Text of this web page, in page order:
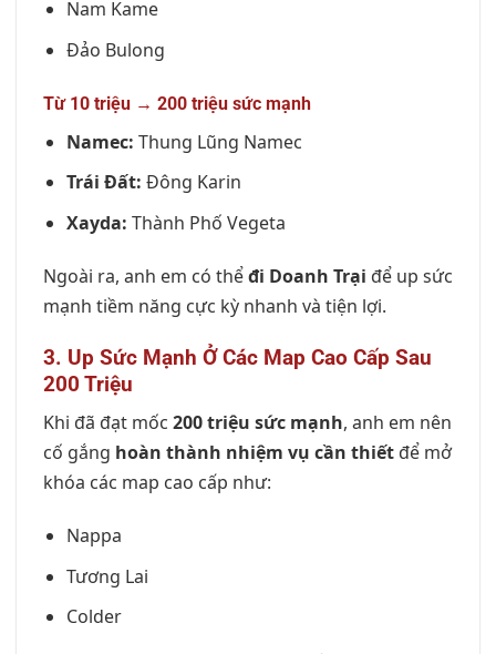
Nam Kame
Đảo Bulong
Từ 10 triệu → 200 triệu sức mạnh
Namec: Thung Lũng Namec
Trái Đất: Đông Karin
Xayda: Thành Phố Vegeta
Ngoài ra, anh em có thểđi Doanh Trại để up sức
mạnh tiềm năng cực kỳ nhanh và tiện lợi.
3. Up Sức Mạnh Ở Các Map Cao Cấp Sau
200 Triệu
Khi đã đạt mốc 200 triệu sức mạnh, anh em nên
cố gắng hoàn thành nhiệm vụ cần thiết để mở
khóa các map cao cấp như:
Nappa
Tương Lai
Colder